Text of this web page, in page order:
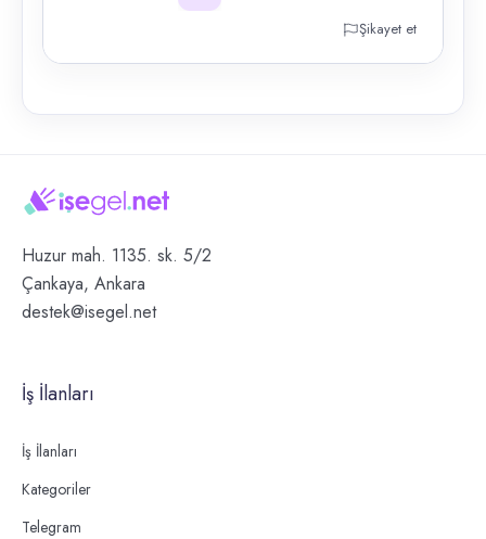
Şikayet et
Huzur mah. 1135. sk. 5/2
Çankaya, Ankara
destek@isegel.net
İş İlanları
İş İlanları
Kategoriler
Telegram